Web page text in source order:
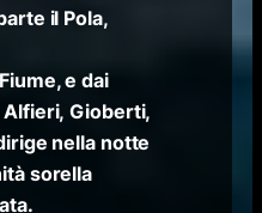
il Pola,
e dai
Gioberti,
nella notte
sorella